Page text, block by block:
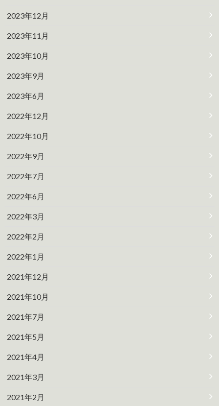
2023年12月
2023年11月
2023年10月
2023年9月
2023年6月
2022年12月
2022年10月
2022年9月
2022年7月
2022年6月
2022年3月
2022年2月
2022年1月
2021年12月
2021年10月
2021年7月
2021年5月
2021年4月
2021年3月
2021年2月